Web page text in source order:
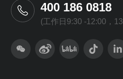
400 186 0818
(工作日9:30 -12:00，